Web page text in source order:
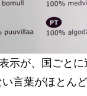
示が、国ごと
言葉がほとんど